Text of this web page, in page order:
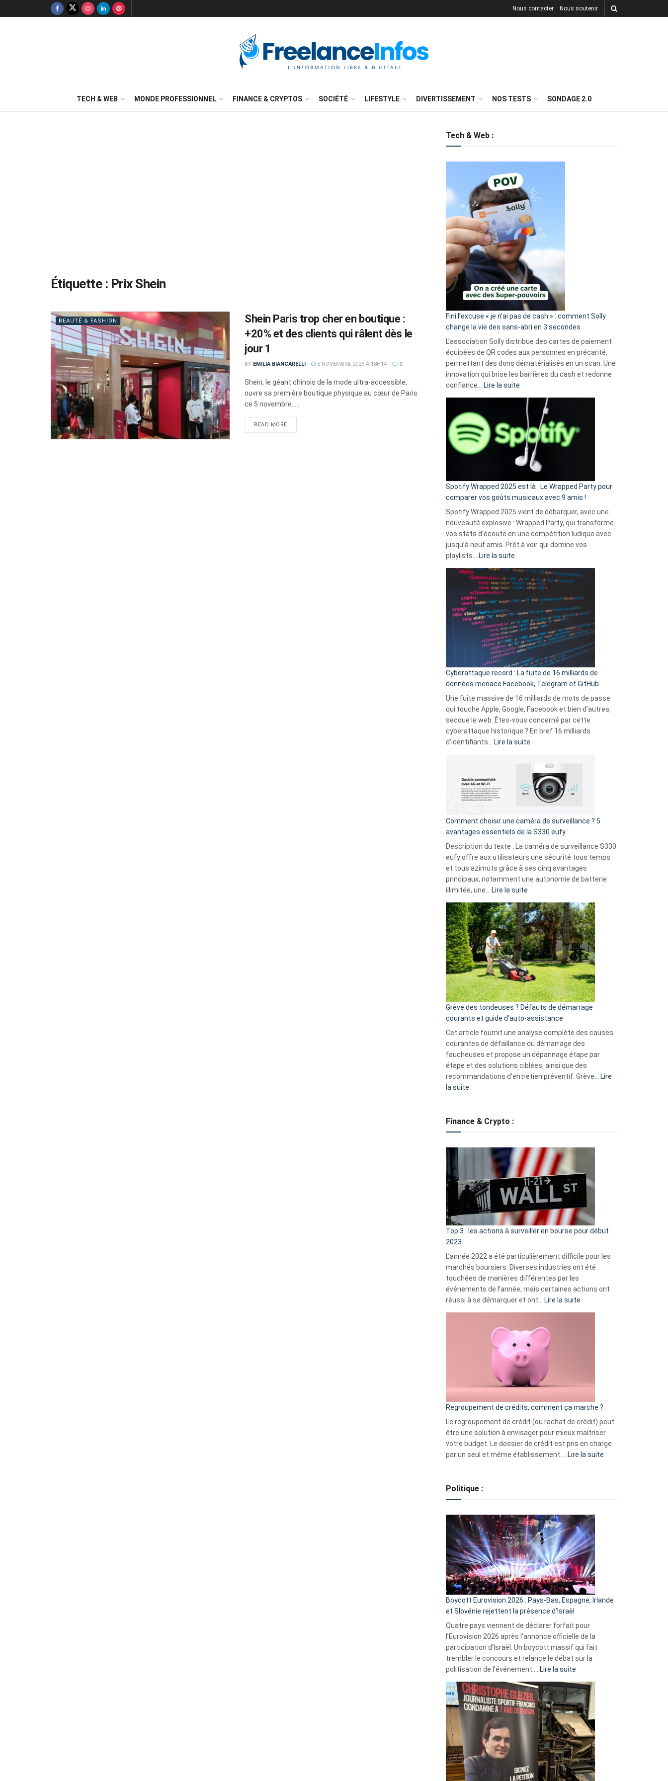
Nous contacter Nous soutenir
TECH & WEB MONDE PROFESSIONNEL FINANCE & CRYPTOS SOCIÉTÉ LIFESTYLE DIVERTISSEMENT NOS TESTS SONDAGE 2.0
Étiquette : Prix Shein
BEAUTÉ & FASHION
Shein Paris trop cher en boutique :
+20% et des clients qui râlent dès le
jour 1
BY EMILIA BIANCARELLI 5 NOVEMBRE 2025 À 18H14 0
Shein, le géant chinois de la mode ultra-accessible,
ouvre sa première boutique physique au cœur de Paris
ce 5 novembre. ...
READ MOREDETAILS
Tech & Web :
Fini l’excuse « je n’ai pas de cash » : comment Solly
change la vie des sans-abri en 3 secondes
L’association Solly distribue des cartes de paiement
équipées de QR codes aux personnes en précarité,
permettant des dons dématérialisés en un scan. Une
innovation qui brise les barrières du cash et redonne
confiance…
Lire la suite
l’excuse
je
n’ai
pas
de
cash
»
Solly
change
la
vie
sans-
abri
en
3
secondes
Spotify Wrapped 2025 est là : Le Wrapped Party pour
comparer vos goûts musicaux avec 9 amis !
Spotify Wrapped 2025 vient de débarquer, avec une
nouveauté explosive : Wrapped Party, qui transforme
vos stats d’écoute en une compétition ludique avec
jusqu’à neuf amis. Prêt à voir qui domine vos
playlists…
Lire la suite
Wrapped
2025
est
:
Le
Wrapped
Party
pour
comparer
vos
goûts
musicaux
avec
9
amis
Cyberattaque record : La fuite de 16 milliards de
données menace Facebook, Telegram et GitHub
Une fuite massive de 16 milliards de mots de passe
qui touche Apple, Google, Facebook et bien d’autres,
secoue le web. Êtes-vous concerné par cette
cyberattaque historique ? En bref 16 milliards
d’identifiants…
Lire la suite
record
La
fuite
16
milliards
données
menace
Facebook,
Telegram
GitHub
Comment choisir une caméra de surveillance ? 5
avantages essentiels de la S330 eufy
Description du texte : La caméra de surveillance S330
eufy offre aux utilisateurs une sécurité tous temps
et tous azimuts grâce à ses cinq avantages
principaux, notamment une autonomie de batterie
illimitée, une…
Lire la suite
choisir
une
caméra
de
surveillance
?
5
avantages
essentiels
de
la
S330
eufy
Grève des tondeuses ? Défauts de démarrage
courants et guide d’auto-assistance
Cet article fournit une analyse complète des causes
courantes de défaillance du démarrage des
faucheuses et propose un dépannage étape par
étape et des solutions ciblées, ainsi que des
recommandations d’entretien préventif. Grève…
Lire
la suite
tondeuses
démarrage
courants
et
guide
d’auto-
assistance
Finance & Crypto :
Top 3 : les actions à surveiller en bourse pour début
2023
L’année 2022 a été particulièrement difficile pour les
marchés boursiers. Diverses industries ont été
touchées de manières différentes par les
événements de l’année, mais certaines actions ont
réussi à se démarquer et ont…
Lire la suite
en
pour
début
2023
Regroupement de crédits, comment ça marche ?
Le regroupement de crédit (ou rachat de crédit) peut
être une solution à envisager pour mieux maîtriser
votre budget. Le dossier de crédit est pris en charge
par un seul et même établissement.…
Lire la suite
Politique :
Boycott Eurovision 2026 : Pays-Bas, Espagne, Irlande
et Slovénie rejettent la présence d’Israël
Quatre pays viennent de déclarer forfait pour
l’Eurovision 2026 après l’annonce officielle de la
participation d’Israël. Un boycott massif qui fait
trembler le concours et relance le débat sur la
politisation de l’événement.…
Lire la suite
Eurovision
2026
:
Pays-
Bas,
Espagne,
Irlande
et
Slovénie